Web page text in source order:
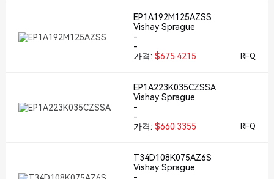
EP1A192M125AZSS
Vishay Sprague
-
-
가격: $675.4215 RFQ
EP1A223K035CZSSA
Vishay Sprague
-
-
가격: $660.3355 RFQ
T34D108K075AZ6S
Vishay Sprague